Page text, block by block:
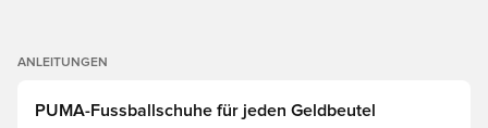
ANLEITUNGEN
PUMA-Fussballschuhe für jeden Geldbeutel